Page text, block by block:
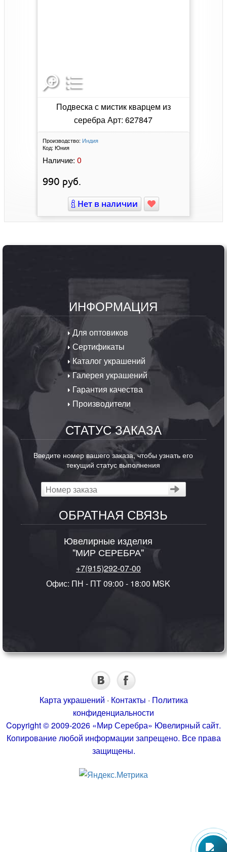
Подвеска с мистик кварцем из
серебра Арт: 627847
Производство: Индия
Код: Юния
Наличие: 0
990 руб.
Нет в наличии
ИНФОРМАЦИЯ
Для оптовиков
Сертификаты
Каталог украшений
Галерея украшений
Гарантия качества
Производители
СТАТУС ЗАКАЗА
Введите номер вашего заказа, чтобы узнать его
текущий статус выполнения
ОБРАТНАЯ СВЯЗЬ
Ювелирные изделия
"МИР СЕРЕБРА"
+7(915)292-07-00
Офис: ПН - ПТ 09:00 - 18:00 MSK
Карта украшений · Контакты · Политика
конфиденциальности
Copyright © 2009-2026 «Мир Серебра» Ювелирный сайт.
Копирование любой информации запрещено. Все права
защищены.